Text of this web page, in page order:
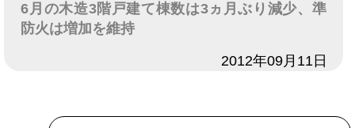
6月の木造3階戸建て棟数は3ヵ月ぶり減少、準
防火は増加を維持
2012年09月11日